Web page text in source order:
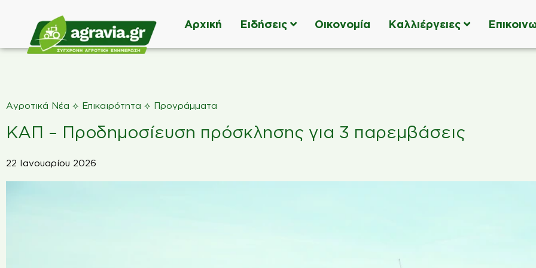
Αρχική Ειδήσεις Οικονομία Καλλιέργειες
Αγροτικά Νέα ⟡ Επικαιρότητα ⟡ Προγράμματα
ΚΑΠ – Προδημοσίευση πρόσκλησης για 3 παρεμβάσεις
22 Ιανουαρίου 2026